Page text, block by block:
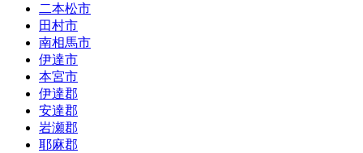
二本松市
田村市
南相馬市
伊達市
本宮市
伊達郡
安達郡
岩瀬郡
耶麻郡